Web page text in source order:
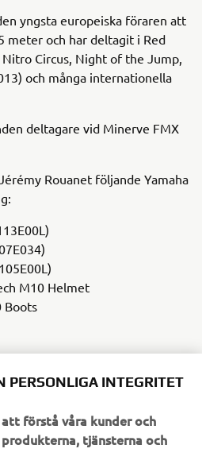
yngsta europeiska föraren att
meter och har deltagit i Red
Circus, Night of the Jump,
och många internationella
deltagare vid Minerve FMX
Rouanet följande Yamaha
M10 Helmet
Boots
MC-KLÄDER
PERSONLIGA INTEGRITET
förstå våra kunder och
tjänsterna och